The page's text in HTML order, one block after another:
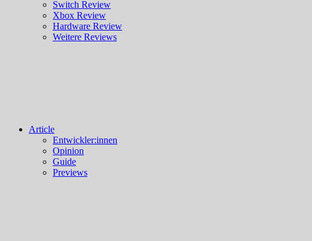
Switch Review
Xbox Review
Hardware Review
Weitere Reviews
Article
Entwickler:innen
Opinion
Guide
Previews